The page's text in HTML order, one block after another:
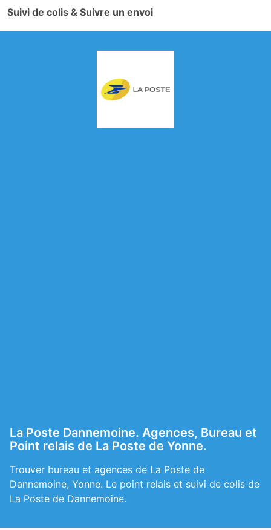
Suivi de colis & Suivre un envoi
La Poste Dannemoine. Agences, Bureau et
Point relais de La Poste de Yonne.
Trouver bureau et agences de La Poste de
Dannemoine, Yonne. Le point relais et suivi de colis de
La Poste de Dannemoine.